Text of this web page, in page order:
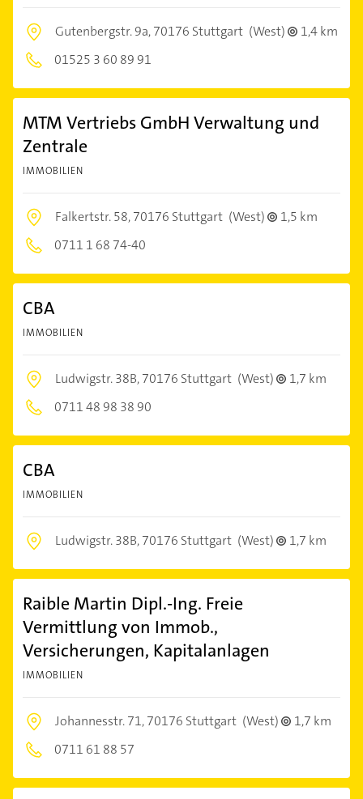
Gutenbergstr. 9a,70176 Stuttgart (West)
1,4 km
01525 3 60 89 91
MTM Vertriebs GmbH Verwaltung und
Zentrale
IMMOBILIEN
Falkertstr. 58,70176 Stuttgart (West)
1,5 km
0711 1 68 74-40
CBA
IMMOBILIEN
Ludwigstr. 38B,70176 Stuttgart (West)
1,7 km
0711 48 98 38 90
CBA
IMMOBILIEN
Ludwigstr. 38B,70176 Stuttgart (West) 1,7 km
Raible Martin Dipl.-Ing. Freie
Vermittlung von Immob.,
Versicherungen, Kapitalanlagen
IMMOBILIEN
Johannesstr. 71,70176 Stuttgart (West)
1,7 km
0711 61 88 57